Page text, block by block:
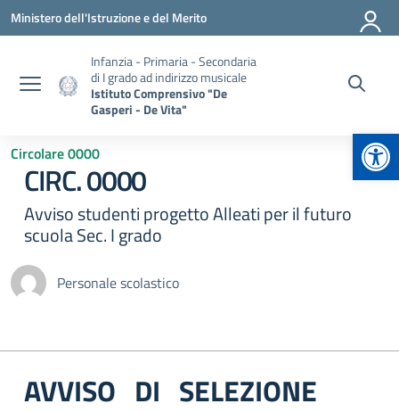
Vai ai contenuti
Vai al menu di navigazione
Vai al footer
Ministero dell'Istruzione e del Merito
Infanzia - Primaria - Secondaria
di I grado ad indirizzo musicale
Istituto Comprensivo "De
Gasperi - De Vita"
Circolare 0000
CIRC. 0000
Avviso studenti progetto Alleati per il futuro
scuola Sec. I grado
Personale scolastico
AVVISO DI SELEZIONE